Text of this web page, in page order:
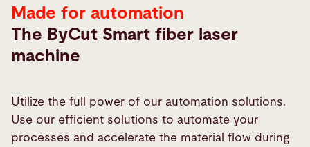
Made for automation
The ByCut Smart fiber laser
machine
Utilize the full power of our automation solutions.
Use our efficient solutions to automate your
processes and accelerate the material flow during